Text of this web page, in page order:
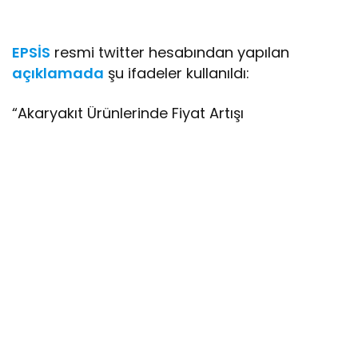
EPSİS resmi twitter hesabından yapılan
açıklamada şu ifadeler kullanıldı:
“Akaryakıt Ürünlerinde Fiyat Artışı